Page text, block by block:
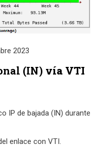
2023
(IN) vía VTI
IP de bajada (IN) durante
enlace con VTI.